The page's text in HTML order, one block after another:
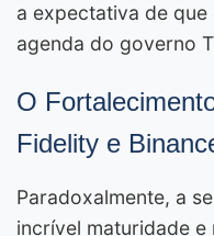
a expectativa de
agenda do governo
O
Fidelity e
Paradoxalmente, a
incrível maturidade